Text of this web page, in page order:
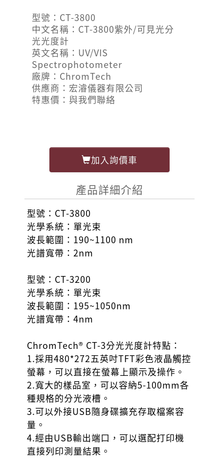
型號：CT-3800
中文名稱：CT-3800紫外/可見光分
光光度計
英文名稱：UV/VIS
Spectrophotometer
廠牌：ChromTech
供應商：宏濬儀器有限公司
特惠價：與我們聯絡
加入詢價車
產品詳細介紹
型號：CT-3800
光學系統：單光束
波長範圍：190~1100 nm
光譜寬帶：2nm
型號：CT-3200
光學系統：單光束
波長範圍：195~1050nm
光譜寬帶：4nm
ChromTech® CT-3分光光度計特點：
1.採用480*272五英吋TFT彩色液晶觸控
螢幕，可以直接在螢幕上顯示及操作。
2.寬大的樣品室，可以容納5-100mm各
種規格的分光液槽。
3.可以外接USB隨身碟擴充存取檔案容
量。
4.經由USB輸出端口，可以選配打印機
直接列印測量結果。